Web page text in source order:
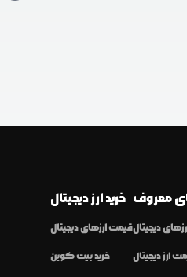
خرید ارز دیجیتال
قیمت ارزهای دیجیتال
خرید بیت کوین
معروف
دیجیتال
ارز دیجیتال